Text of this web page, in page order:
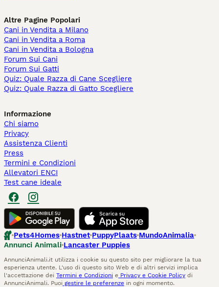
Altre Pagine Popolari
Cani in Vendita a Milano
Cani in Vendita a Roma
Cani in Vendita a Bologna
Forum Sui Cani
Forum Sui Gatti
Quiz: Quale Razza di Cane Scegliere
Quiz: Quale Razza di Gatto Scegliere
Informazione
Chi siamo
Privacy
Assistenza Clienti
Press
Termini e Condizioni
Allevatori ENCI
Test cane ideale
Pets4Homes Hastnet PuppyPlaats MundoAnimalia
Annunci Animali Lancaster Puppies
AnnunciAnimali.it utilizza i cookie su questo sito per migliorare la tua
esperienza utente. L'uso di questo sito Web e di altri servizi implica
l'accettazione dei Termini e Condizioni e Privacy e Cookie Policy di
AnnunciAnimali. Puoi gestire le preferenze in ogni momento.